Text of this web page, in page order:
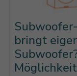
bringt